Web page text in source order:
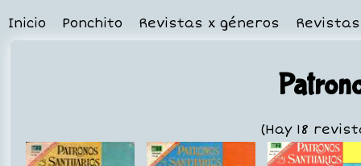
Inicio Ponchito Revistas x géneros
(Hay 18